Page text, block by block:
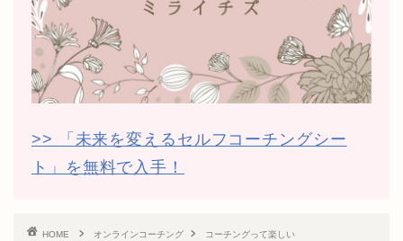
>> 「未来を変えるセルフコーチングシー
ト」を無料で入手！
HOME オンラインコーチング
コーチングって楽しい